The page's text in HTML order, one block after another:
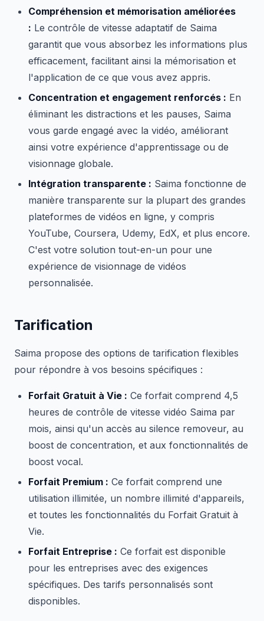
Compréhension et mémorisation améliorées
: Le contrôle de vitesse adaptatif de Saima
garantit que vous absorbez les informations plus
efficacement, facilitant ainsi la mémorisation et
l'application de ce que vous avez appris.
Concentration et engagement renforcés : En
éliminant les distractions et les pauses, Saima
vous garde engagé avec la vidéo, améliorant
ainsi votre expérience d'apprentissage ou de
visionnage globale.
Intégration transparente : Saima fonctionne de
manière transparente sur la plupart des grandes
plateformes de vidéos en ligne, y compris
YouTube, Coursera, Udemy, EdX, et plus encore.
C'est votre solution tout-en-un pour une
expérience de visionnage de vidéos
personnalisée.
Tarification
Saima propose des options de tarification flexibles
pour répondre à vos besoins spécifiques :
Forfait Gratuit à Vie : Ce forfait comprend 4,5
heures de contrôle de vitesse vidéo Saima par
mois, ainsi qu'un accès au silence removeur, au
boost de concentration, et aux fonctionnalités de
boost vocal.
Forfait Premium : Ce forfait comprend une
utilisation illimitée, un nombre illimité d'appareils,
et toutes les fonctionnalités du Forfait Gratuit à
Vie.
Forfait Entreprise : Ce forfait est disponible
pour les entreprises avec des exigences
spécifiques. Des tarifs personnalisés sont
disponibles.